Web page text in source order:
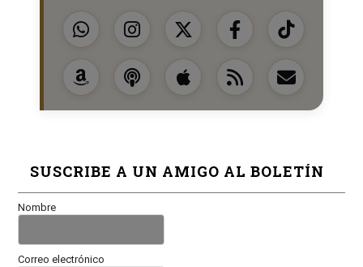
SUSCRIBE A UN AMIGO AL BOLETÍN
Nombre
Correo electrónico